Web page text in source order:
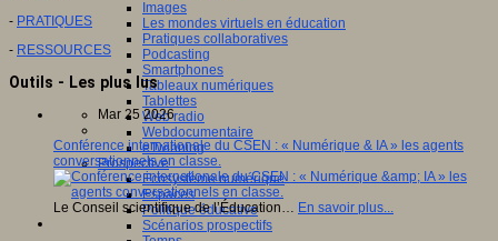
Images
Les mondes virtuels en éducation
Pratiques collaboratives
Podcasting
Smartphones
Tableaux numériques
Tablettes
Web radio
Webdocumentaire
eTwinning
Prospective
Ecosystème numérique
Espaces
Politique éducative
Scénarios prospectifs
- PRATIQUES
- RESSOURCES
Outils - Les plus lus
Mar 25 2026
Conférence internationale du CSEN : « Numérique & IA » les agents
conversationnels en classe.
Le Conseil scientifique de l’Éducation… En savoir plus...